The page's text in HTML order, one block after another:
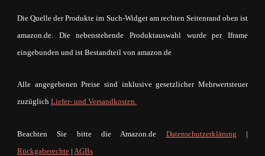
Die Quelle der Produkte im Such-Widget am rechten Seitenrand oben ist
amazon.de. Die nebenstehende Produktauswahl wurde per Iframe
eingebunden und ist Bestandteil von amazon.de
Alle angegebenen Preise sind inklusive gesetzlicher Mehrwertsteuer
zuzüglich Liefer- und Versandkosten.
Beachten Sie bitte die Amazon.de Datenschutzerklärung |
Rückgaberechte | AGBs